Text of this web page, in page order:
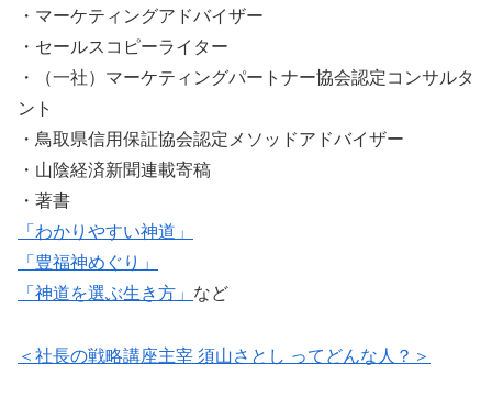
・マーケティングアドバイザー
・セールスコピーライター
・（一社）マーケティングパートナー協会認定コンサルタ
ント
・鳥取県信用保証協会認定メソッドアドバイザー
・山陰経済新聞連載寄稿
・著書
「わかりやすい神道」
「豊福神めぐり」
「神道を選ぶ生き方」 など
＜社長の戦略講座主宰 須山さとし ってどんな人？＞